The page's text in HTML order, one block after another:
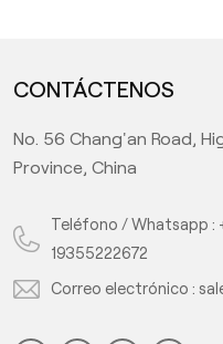
CONTÁCTENOS
No. 56 Chang'an Road,
Province, China
Teléfono / Whatsapp :
19355222672
Correo electrónico :